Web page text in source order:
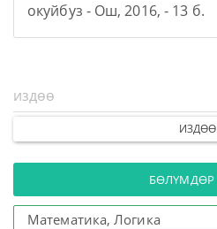
окуйбуз - Ош, 2016, - 13 б.
ИЗДӨӨ
БӨЛҮМДӨР
Математика, Логика